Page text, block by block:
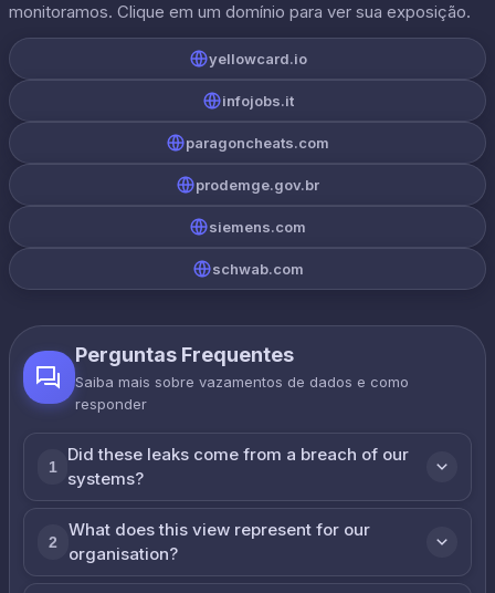
monitoramos. Clique em um domínio para ver sua exposição.
yellowcard.io
infojobs.it
paragoncheats.com
prodemge.gov.br
siemens.com
schwab.com
Perguntas Frequentes
Saiba mais sobre vazamentos de dados e como
responder
1
Did these leaks come from a breach of our
systems?
2
What does this view represent for our
organisation?